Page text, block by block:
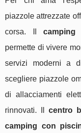
piazzole attrezzate
corsa. Il
permette di vivere
servizi moderni a
scegliere piazzole
di allacciamenti
rinnovati. Ilcentro
camping con